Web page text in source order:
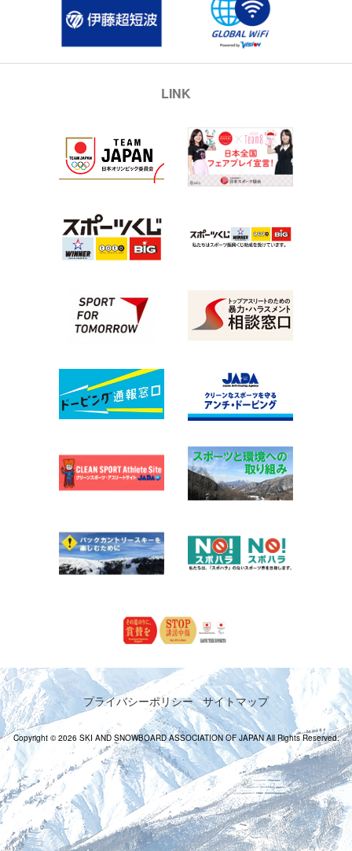
LINK
プライバシーポリシー サイトマップ
Copyright © 2026 SKI AND SNOWBOARD ASSOCIATION OF JAPAN All Rights Reserved.